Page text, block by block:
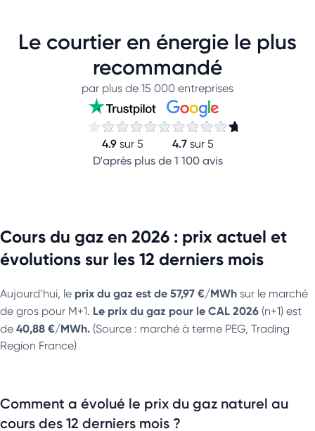
Le courtier en énergie le plus
recommandé
par plus de 15 000 entreprises
4.9sur 5 4.7sur 5
D'après plus de 1 100 avis
Cours du gaz en 2026 : prix actuel et
évolutions sur les 12 derniers mois
Aujourd’hui, le prix du gaz est de 57,97 €/MWh sur le marché
de gros pour M+1. Le prix du gaz pour le CAL 2026 (n+1) est
de 40,88 €/MWh. (Source : marché à terme PEG, Trading
Region France)
Comment a évolué le prix du gaz naturel au
cours des 12 derniers mois ?